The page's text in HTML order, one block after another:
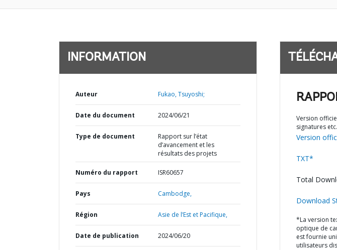
INFORMATION
Auteur Fukao, Tsuyoshi;
Date du document 2024/06/21
Type de document
Rapport sur l’état
d’avancement et les
résultats des projets
Numéro du rapport ISR60657
Pays Cambodge,
Région Asie de l’Est et Pacifique,
Date de publication 2024/06/20
Version
signatures
Version
TXT*
Total
Download
*La version
optique de
est fournie
utilisateurs